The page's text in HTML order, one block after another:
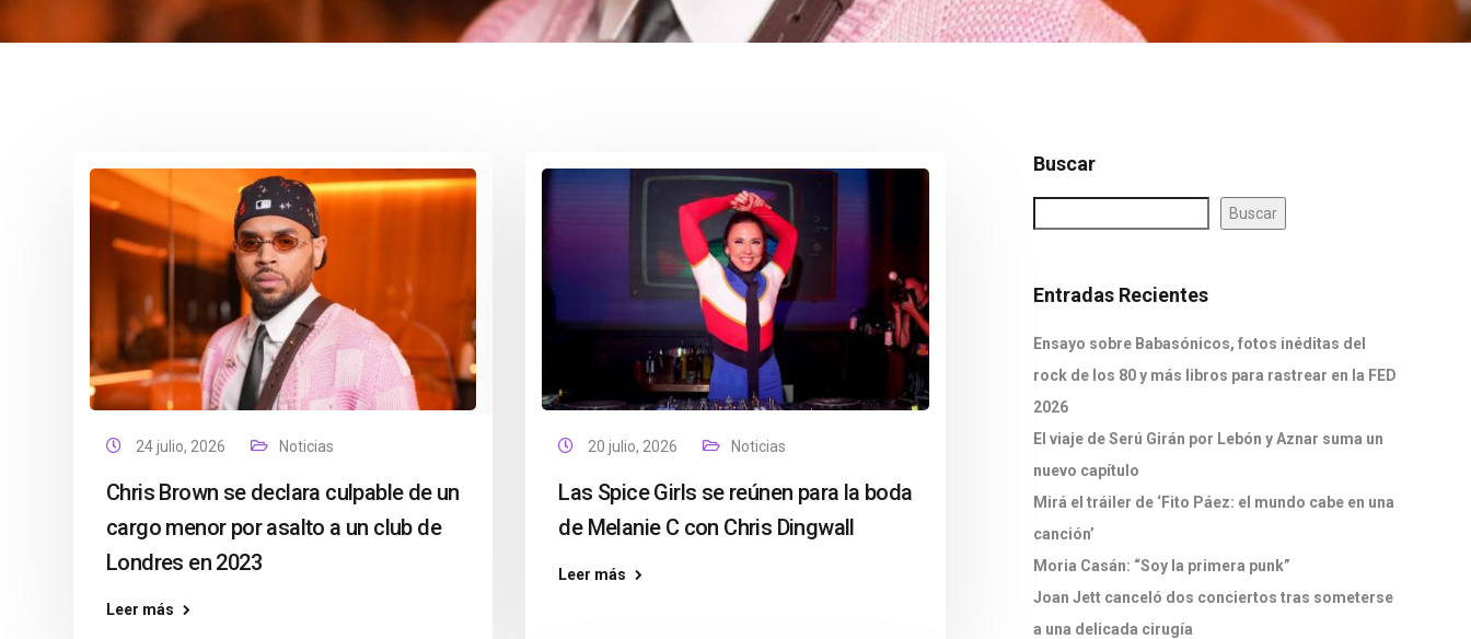
24 julio, 2026 Noticias
Chris Brown se declara culpable de un
cargo menor por asalto a un club de
Londres en 2023
Leer más
20 julio, 2026 Noticias
Las Spice Girls se reúnen para la boda
de Melanie C con Chris Dingwall
Leer más
Buscar
Buscar
Entradas Recientes
Ensayo sobre Babasónicos, fotos inéditas del
rock de los 80 y más libros para rastrear en la FED
2026
El viaje de Serú Girán por Lebón y Aznar suma un
nuevo capítulo
Mirá el tráiler de ‘Fito Páez: el mundo cabe en una
canción’
Moria Casán: “Soy la primera punk”
Joan Jett canceló dos conciertos tras someterse
a una delicada cirugía